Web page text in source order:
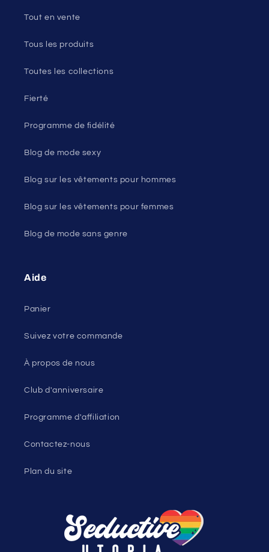
Tout en vente
Tous les produits
Toutes les collections
Fierté
Programme de fidélité
Blog de mode sexy
Blog sur les vêtements pour hommes
Blog sur les vêtements pour femmes
Blog de mode sans genre
Aide
Panier
Suivez votre commande
À propos de nous
Club d'anniversaire
Programme d'affiliation
Contactez-nous
Plan du site